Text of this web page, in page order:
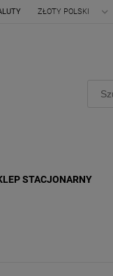
STACJONARNY